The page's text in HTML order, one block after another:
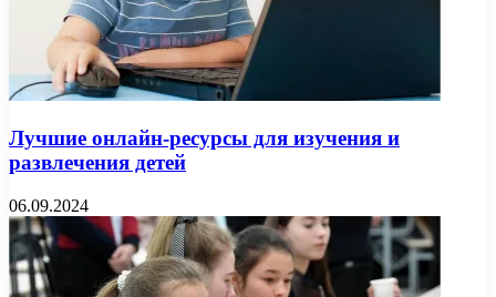
Лучшие онлайн-ресурсы для изучения и
развлечения детей
06.09.2024